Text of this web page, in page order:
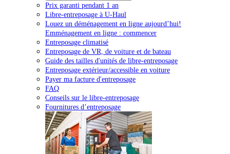
Prix garanti pendant 1 an
Libre-entreposage à U-Haul
Louez un déménagement en ligne aujourd’hui!
Emménagement en ligne : commencer
Entreposage climatisé
Entreposage de VR, de voiture et de bateau
Guide des tailles d'unités de libre-entreposage
Entreposage extérieur/accessible en voiture
Payer ma facture d'entreposage
FAQ
Conseils sur le libre-entreposage
Fournitures d’entreposage